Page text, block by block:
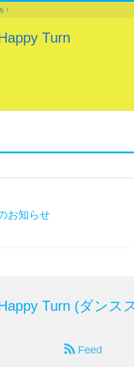
！
Turn
お知らせ
Turn (ダンス
Feed